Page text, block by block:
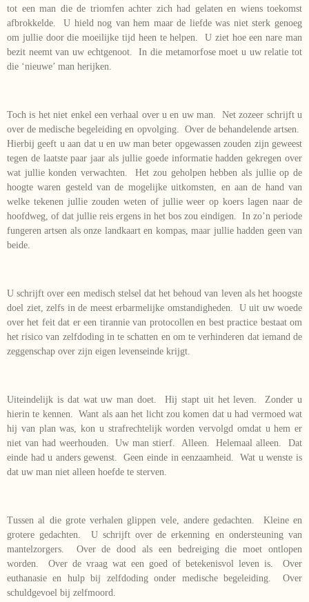
tot een man die de triomfen achter zich had gelaten en wiens toekomst
afbrokkelde. U hield nog van hem maar de liefde was niet sterk genoeg
om jullie door die moeilijke tijd heen te helpen. U ziet hoe een nare man
bezit neemt van uw echtgenoot. In die metamorfose moet u uw relatie tot
die ‘nieuwe’ man herijken.
Toch is het niet enkel een verhaal over u en uw man. Net zozeer schrijft u
over de medische begeleiding en opvolging. Over de behandelende artsen.
Hierbij geeft u aan dat u en uw man beter opgewassen zouden zijn geweest
tegen de laatste paar jaar als jullie goede informatie hadden gekregen over
wat jullie konden verwachten. Het zou geholpen hebben als jullie op de
hoogte waren gesteld van de mogelijke uitkomsten, en aan de hand van
welke tekenen jullie zouden weten of jullie weer op koers lagen naar de
hoofdweg, of dat jullie reis ergens in het bos zou eindigen. In zo’n periode
fungeren artsen als onze landkaart en kompas, maar jullie hadden geen van
beide.
U schrijft over een medisch stelsel dat het behoud van leven als het hoogste
doel ziet, zelfs in de meest erbarmelijke omstandigheden. U uit uw woede
over het feit dat er een tirannie van protocollen en best practice bestaat om
het risico van zelfdoding in te schatten en om te verhinderen dat iemand de
zeggenschap over zijn eigen levenseinde krijgt.
Uiteindelijk is dat wat uw man doet. Hij stapt uit het leven. Zonder u
hierin te kennen. Want als aan het licht zou komen dat u had vermoed wat
hij van plan was, kon u strafrechtelijk worden vervolgd omdat u hem er
niet van had weerhouden. Uw man stierf. Alleen. Helemaal alleen. Dat
einde had u anders gewenst. Geen einde in eenzaamheid. Wat u wenste is
dat uw man niet alleen hoefde te sterven.
Tussen al die grote verhalen glippen vele, andere gedachten. Kleine en
grotere gedachten. U schrijft over de erkenning en ondersteuning van
mantelzorgers. Over de dood als een bedreiging die moet ontlopen
worden. Over de vraag wat een goed of betekenisvol leven is. Over
euthanasie en hulp bij zelfdoding onder medische begeleiding. Over
schuldgevoel bij zelfmoord.